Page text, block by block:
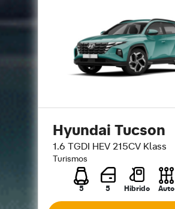
Hyundai Tucson
1.6 TGDI HEV 215CV Klass
Turismos
5 5 Hibrido Auto